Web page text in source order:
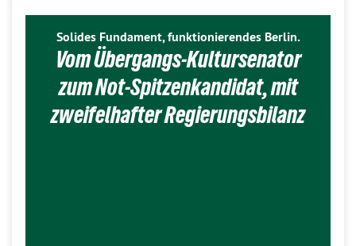
Solides Fundament, funktionierendes Berlin.
Vom Übergangs-Kultursenator
zum Not-Spitzenkandidat, mit
zweifelhafter Regierungsbilanz